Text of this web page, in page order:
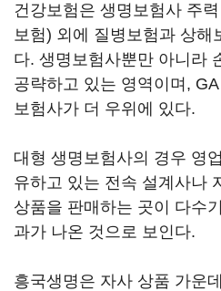
건강보험은 생명보험사 주
보험) 외에 질병보험과 상해
다. 생명보험사뿐만 아니라
공략하고 있는 영역이며,
보험사가 더 우위에 있다.
대형 생명보험사의 경우 영
유하고 있는 전속 설계사나
상품을 판매하는 곳이 다수
과가 나온 것으로 보인다.
흥국생명은 자사 상품 가